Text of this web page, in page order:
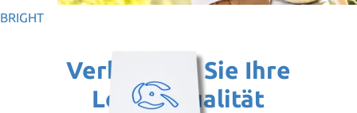
BRIGHT
Verbessern Sie Ihre
Lebensqualität